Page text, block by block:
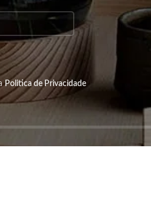
Politica de Privacidade